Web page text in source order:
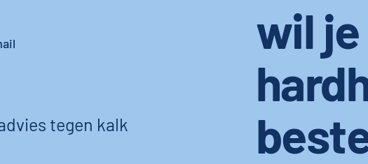
tegen kalk
wil